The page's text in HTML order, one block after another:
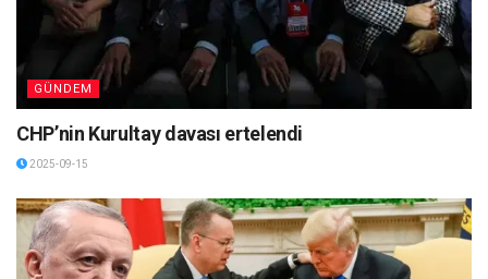
GÜNDEM
CHP’nin Kurultay davası ertelendi
2025-09-15